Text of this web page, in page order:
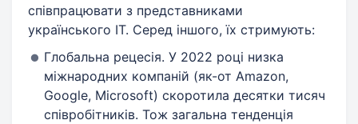
співпрацювати з представниками
українського IT. Серед іншого, їх стримують:
Глобальна рецесія. У 2022 році низка
міжнародних компаній (як-от Amazon,
Google, Microsoft) скоротила десятки тисяч
співробітників. Тож загальна тенденція